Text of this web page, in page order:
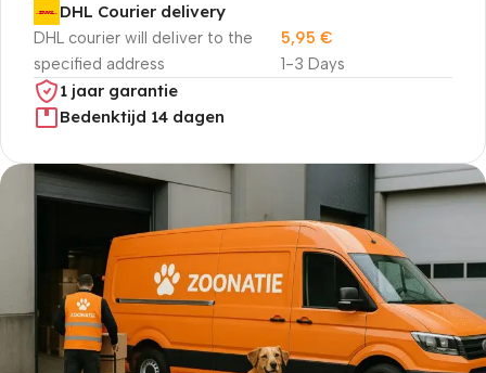
DHL Courier delivery
DHL courier will deliver to the
specified address
1-3 Days
5,95 €
1 jaar garantie
Bedenktijd 14 dagen